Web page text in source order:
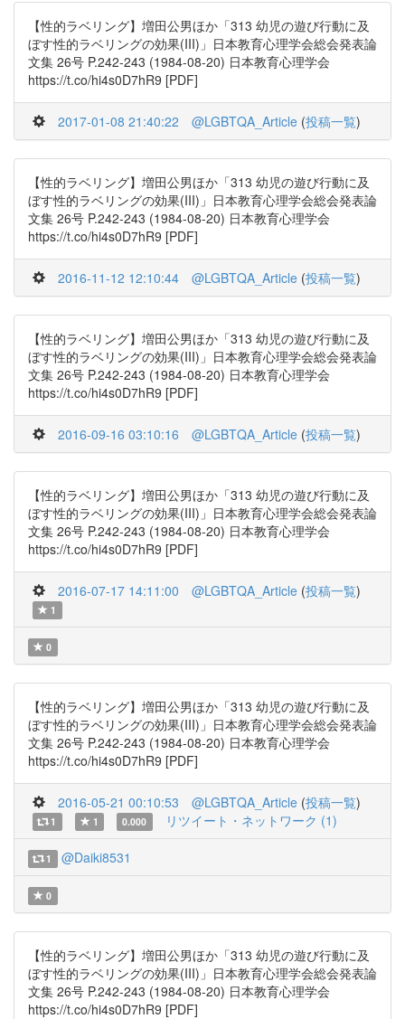
【性的ラベリング】増田公男ほか「313 幼児の遊び行動に及
ぼす性的ラベリングの効果(III)」日本教育心理学会総会発表論
文集 26号 P.242-243 (1984-08-20) 日本教育心理学会
https://t.co/hi4s0D7hR9 [PDF]
2017-01-08 21:40:22 @LGBTQA_Article (投稿一覧)
【性的ラベリング】増田公男ほか「313 幼児の遊び行動に及
ぼす性的ラベリングの効果(III)」日本教育心理学会総会発表論
文集 26号 P.242-243 (1984-08-20) 日本教育心理学会
https://t.co/hi4s0D7hR9 [PDF]
2016-11-12 12:10:44 @LGBTQA_Article (投稿一覧)
【性的ラベリング】増田公男ほか「313 幼児の遊び行動に及
ぼす性的ラベリングの効果(III)」日本教育心理学会総会発表論
文集 26号 P.242-243 (1984-08-20) 日本教育心理学会
https://t.co/hi4s0D7hR9 [PDF]
2016-09-16 03:10:16 @LGBTQA_Article (投稿一覧)
【性的ラベリング】増田公男ほか「313 幼児の遊び行動に及
ぼす性的ラベリングの効果(III)」日本教育心理学会総会発表論
文集 26号 P.242-243 (1984-08-20) 日本教育心理学会
https://t.co/hi4s0D7hR9 [PDF]
2016-07-17 14:11:00 @LGBTQA_Article (投稿一覧)
1
0
【性的ラベリング】増田公男ほか「313 幼児の遊び行動に及
ぼす性的ラベリングの効果(III)」日本教育心理学会総会発表論
文集 26号 P.242-243 (1984-08-20) 日本教育心理学会
https://t.co/hi4s0D7hR9 [PDF]
2016-05-21 00:10:53 @LGBTQA_Article (投稿一覧)
1 1 0.000 リツイート・ネットワーク (1)
1 @Daiki8531
0
【性的ラベリング】増田公男ほか「313 幼児の遊び行動に及
ぼす性的ラベリングの効果(III)」日本教育心理学会総会発表論
文集 26号 P.242-243 (1984-08-20) 日本教育心理学会
https://t.co/hi4s0D7hR9 [PDF]